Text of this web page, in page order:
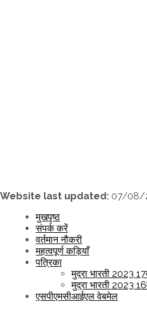
Website last updated: 07/08/
मुखपृष्ठ
संपर्क करें
वर्तमान नौकरी
महत्वपूर्ण कड़ियाँ
पत्रिका
मुद्रा भारती 2023
मुद्रा भारती 2023
एसपीएमसीआईएल वेबमेल